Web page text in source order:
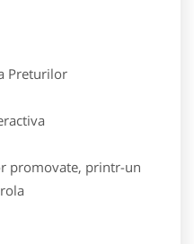
Preturilor
promovate, printr-un